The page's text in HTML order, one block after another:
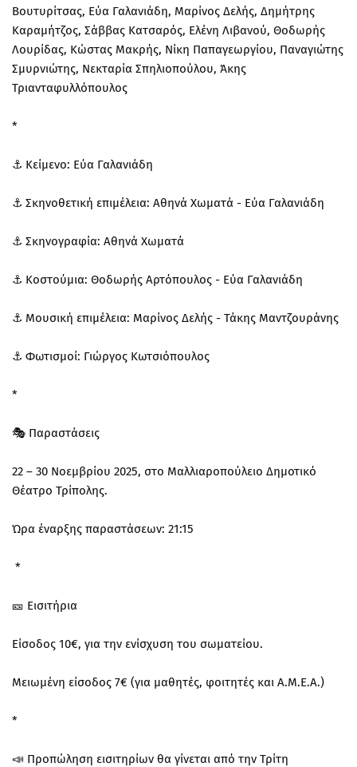
Βουτυρίτσας, Εύα Γαλανιάδη, Μαρίνος Δελής, Δημήτρης
Καραμήτζος, Σάββας Κατσαρός, Ελένη Λιβανού, Θοδωρής
Λουρίδας, Κώστας Μακρής, Νίκη Παπαγεωργίου, Παναγιώτης
Σμυρνιώτης, Νεκταρία Σπηλιοπούλου, Άκης
Τριανταφυλλόπουλος
*
⚓️ Κείμενο: Εύα Γαλανιάδη
⚓️ Σκηνοθετική επιμέλεια: Αθηνά Χωματά - Εύα Γαλανιάδη
⚓️ Σκηνογραφία: Αθηνά Χωματά
⚓️ Κοστούμια: Θοδωρής Αρτόπουλος - Εύα Γαλανιάδη
⚓️ Μουσική επιμέλεια: Μαρίνος Δελής - Τάκης Μαντζουράνης
⚓️ Φωτισμοί: Γιώργος Κωτσιόπουλος
*
🎭 Παραστάσεις
22 – 30 Νοεμβρίου 2025, στο Μαλλιαροπούλειο Δημοτικό
Θέατρο Τρίπολης.
Ώρα έναρξης παραστάσεων: 21:15
*
🎫 Εισιτήρια
Είσοδος 10€, για την ενίσχυση του σωματείου.
Μειωμένη είσοδος 7€ (για μαθητές, φοιτητές και Α.Μ.Ε.Α.)
*
📣 Προπώληση εισιτηρίων θα γίνεται από την Τρίτη